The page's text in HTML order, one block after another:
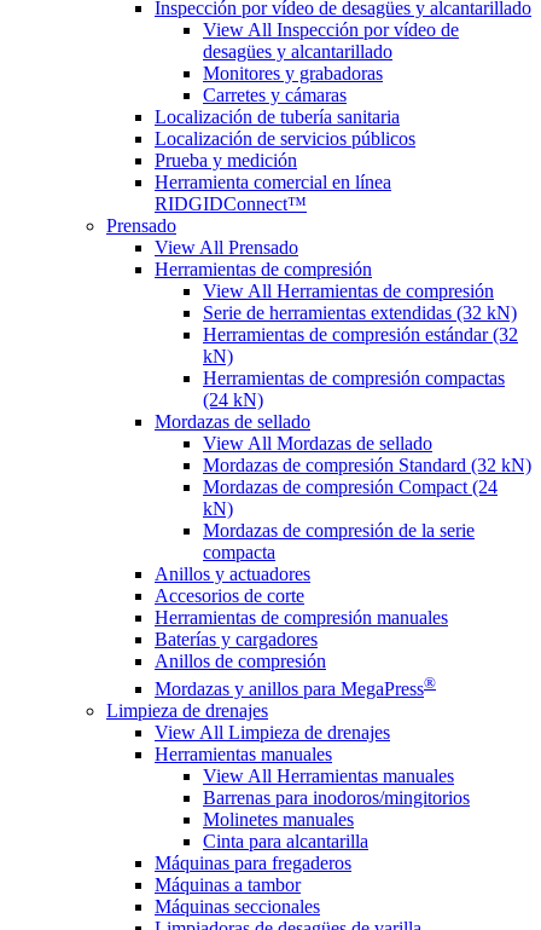
Inspección por vídeo de desagües y alcantarillado
View All Inspección por vídeo de
desagües y alcantarillado
Monitores y grabadoras
Carretes y cámaras
Localización de tubería sanitaria
Localización de servicios públicos
Prueba y medición
Herramienta comercial en línea
RIDGIDConnect™
Prensado
View All Prensado
Herramientas de compresión
View All Herramientas de compresión
Serie de herramientas extendidas (32 kN)
Herramientas de compresión estándar (32
kN)
Herramientas de compresión compactas
(24 kN)
Mordazas de sellado
View All Mordazas de sellado
Mordazas de compresión Standard (32 kN)
Mordazas de compresión Compact (24
kN)
Mordazas de compresión de la serie
compacta
Anillos y actuadores
Accesorios de corte
Herramientas de compresión manuales
Baterías y cargadores
Anillos de compresión
Mordazas y anillos para MegaPress®
Limpieza de drenajes
View All Limpieza de drenajes
Herramientas manuales
View All Herramientas manuales
Barrenas para inodoros/mingitorios
Molinetes manuales
Cinta para alcantarilla
Máquinas para fregaderos
Máquinas a tambor
Máquinas seccionales